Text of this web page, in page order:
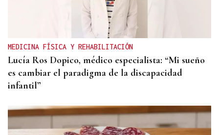
MEDICINA FÍSICA Y REHABILITACIÓN
Lucía Ros Dopico, médico especialista: “Mi sueño
es cambiar el paradigma de la discapacidad
infantil”